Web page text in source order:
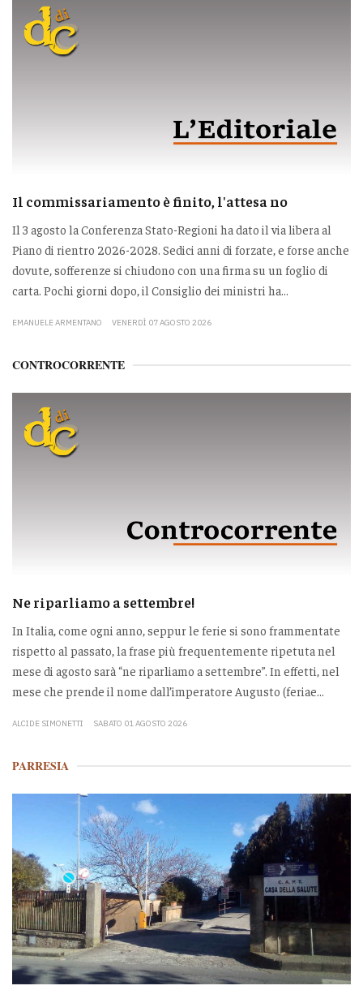
Il commissariamento è finito, l'attesa no
Il 3 agosto la Conferenza Stato-Regioni ha dato il via libera al
Piano di rientro 2026-2028. Sedici anni di forzate, e forse anche
dovute, sofferenze si chiudono con una firma su un foglio di
carta. Pochi giorni dopo, il Consiglio dei ministri ha...
EMANUELE ARMENTANO VENERDÌ 07 AGOSTO 2026
CONTROCORRENTE
Ne riparliamo a settembre!
In Italia, come ogni anno, seppur le ferie si sono frammentate
rispetto al passato, la frase più frequentemente ripetuta nel
mese di agosto sarà “ne riparliamo a settembre”. In effetti, nel
mese che prende il nome dall’imperatore Augusto (feriae...
ALCIDE SIMONETTI SABATO 01 AGOSTO 2026
PARRESIA